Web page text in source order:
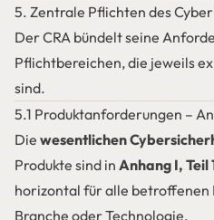
5. Zentrale Pflichten des
Der CRA bündelt seine
Pflichtbereichen, die jeweils
sind.
5.1 Produktanforderungen –
Die wesentlichen
Produkte sind in Anhang I, Teil
horizontal für alle betroffenen
Branche oder Technologie.